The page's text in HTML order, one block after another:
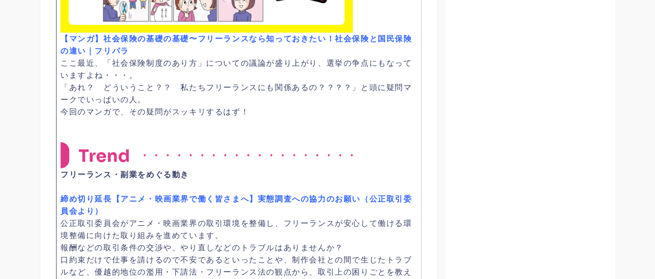
【マンガ】社会保険の基礎の基礎〜フリーランスなら知っておきたい！社会保険と国民保険
の違い｜フリパラ
ここ最近、「社会保険制度のあり方」についての議論が盛り上がり、選挙の争点にもなって
いますよね・・・。
「あれ？ どういうこと？？ 私たちフリーランスにも関係あるの？？？？」と頭に疑問マ
ークでいっぱいの人。
今回のマンガで、その疑問がスッキリするはず！
フリーランス・副業をめぐる動き
締め切り延長【アニメ・映画業界で働く皆さまへ】実態調査への協力のお願い（公正取引委
員会より）
公正取引委員会がアニメ・映画業界の取引環境を整備し、フリーランスが安心して働ける環
境整備に向けた取り組みを進めています。
報酬などの取引条件の交渉や、やり直しなどのトラブルはありませんか？
口約束だけで仕事を請けるので不安であるといったことや、制作会社との間で生じたトラブ
ルなど、優越的地位の濫用・下請法・フリーランス法の観点から、取引上の困りごとを教え